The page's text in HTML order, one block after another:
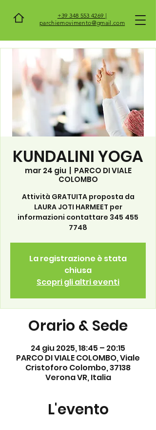
+39 348 553 4269 |
parchiemovimento@gmail.com
KUNDALINI YOGA
mar 24 giu
  |
PARCO DI VIALE
COLOMBO
Attività GRATUITA proposta da
LAURA JOTI HARMEET per
informazioni contattare 345 455
7748
La registrazione è stata
chiusa
Scopri gli altri eventi
Orario & Sede
24 giu 2025, 18:45 – 20:15
PARCO DI VIALE COLOMBO, Viale
Cristoforo Colombo, 37138
Verona VR, Italia
L'evento